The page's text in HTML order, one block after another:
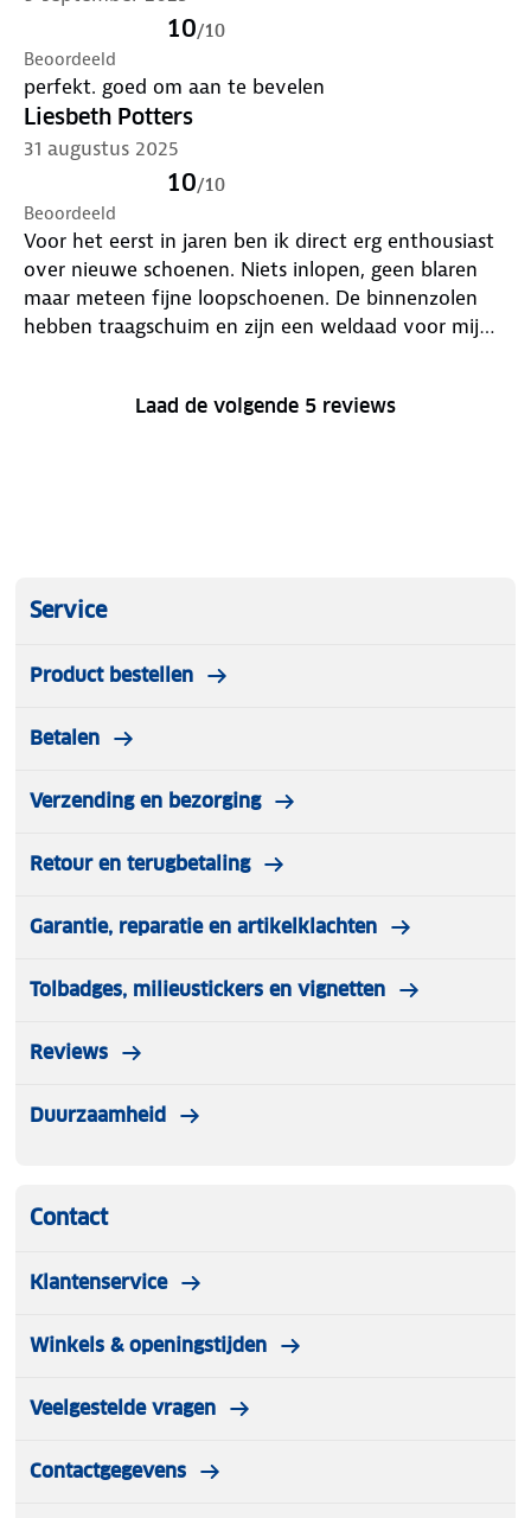
gebruik. Het lijkt er helaas op dat de schoenen bij
het lopen wat naar binnen zakken. Dat euvel heb ik
jaren geleden ook eens ondervonden bij
hardloopschoenen van Brooks. Hopelijk wordt het
na verloop van tijd niet erger.
10/10
Beoordeeld
perfekt. goed om aan te bevelen
Liesbeth Potters
31 augustus 2025
10/10
Beoordeeld
Voor het eerst in jaren ben ik direct erg enthousiast
over nieuwe schoenen. Niets inlopen, geen blaren
maar meteen fijne loopschoenen. De binnenzolen
hebben traagschuim en zijn een weldaad voor mijn
Laad de volgende 5 reviews
Service
Product bestellen
Betalen
Verzending en bezorging
Retour en terugbetaling
Garantie, reparatie en artikelklachten
Tolbadges, milieustickers en vignetten
Reviews
Duurzaamheid
Contact
Klantenservice
Winkels & openingstijden
Veelgestelde vragen
Contactgegevens